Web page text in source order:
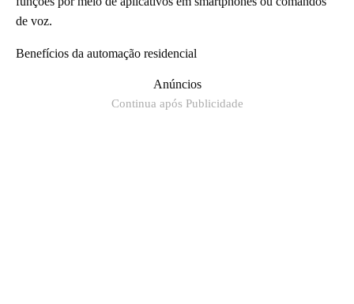
de voz.
Benefícios da automação residencial
Anúncios
Continua após Publicidade